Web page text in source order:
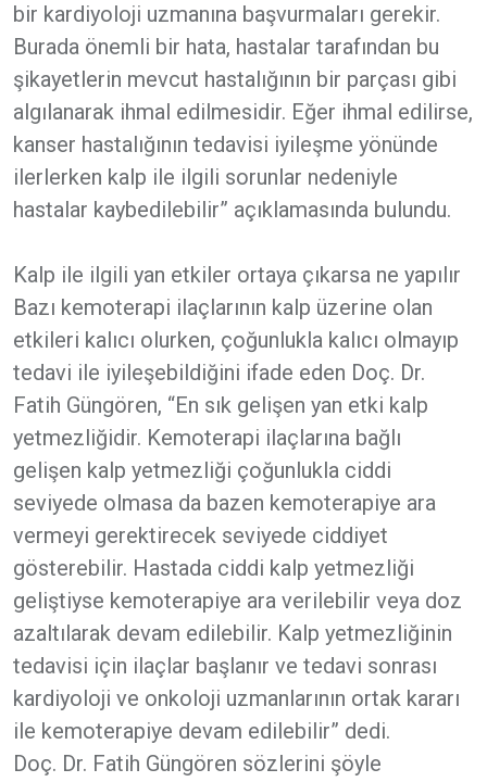
bir kardiyoloji uzmanına başvurmaları gerekir.
Burada önemli bir hata, hastalar tarafından bu
şikayetlerin mevcut hastalığının bir parçası gibi
algılanarak ihmal edilmesidir. Eğer ihmal edilirse,
kanser hastalığının tedavisi iyileşme yönünde
ilerlerken kalp ile ilgili sorunlar nedeniyle
hastalar kaybedilebilir” açıklamasında bulundu.
Kalp ile ilgili yan etkiler ortaya çıkarsa ne yapılır
Bazı kemoterapi ilaçlarının kalp üzerine olan
etkileri kalıcı olurken, çoğunlukla kalıcı olmayıp
tedavi ile iyileşebildiğini ifade eden Doç. Dr.
Fatih Güngören, “En sık gelişen yan etki kalp
yetmezliğidir. Kemoterapi ilaçlarına bağlı
gelişen kalp yetmezliği çoğunlukla ciddi
seviyede olmasa da bazen kemoterapiye ara
vermeyi gerektirecek seviyede ciddiyet
gösterebilir. Hastada ciddi kalp yetmezliği
geliştiyse kemoterapiye ara verilebilir veya doz
azaltılarak devam edilebilir. Kalp yetmezliğinin
tedavisi için ilaçlar başlanır ve tedavi sonrası
kardiyoloji ve onkoloji uzmanlarının ortak kararı
ile kemoterapiye devam edilebilir” dedi.
Doç. Dr. Fatih Güngören sözlerini şöyle